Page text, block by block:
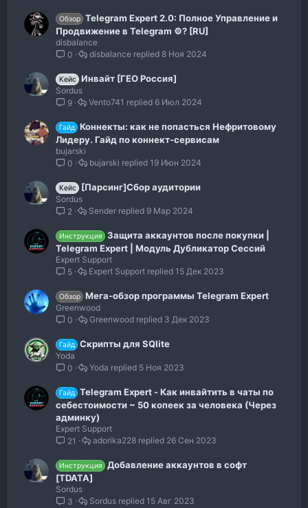
Обзор Telegram Expert 2.0: Полное Управление и
Продвижение в Telegram ⚙️? [RU]
disbalance
0
8 Ноя 2024
disbalance
Кейс Инвайт [ГЕО Россия]
Sordus
9
6 Июл 2024
Vento741
Гайд Коннекты: как не попасться Нефритовому
Лидеру. Гайд по коннект-сервисам
bujarski
0
19 Июн 2024
bujarski
Кейс [Парсинг]Сбор аудитории
Sordus
2
9 Мар 2024
Sender
Инструкция
Защита аккаунтов после покупки |
Telegram Expert | Модуль Дубликатор Сессий
Expert Support
5
15 Дек 2023
Expert Support
Обзор Мега-обзор программы Telegram Expert
Greenwood
0
3 Дек 2023
Greenwood
Гайд Скрипты для SQlite
Yoda
0
5 Ноя 2023
Yoda
Гайд Telegram Expert - Как инвайтить в чаты по
себестоимости ~ 50 копеек за человека (Через
админку)
Expert Support
21
26 Сен 2023
adorika228
Инструкция
Добавление аккаунтов в софт
[TDATA]
Sordus
3
15 Авг 2023
Sordus